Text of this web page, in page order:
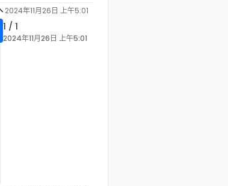
2024年11月26日 上午5:01
1 / 1
2024年11月26日 上午5:01